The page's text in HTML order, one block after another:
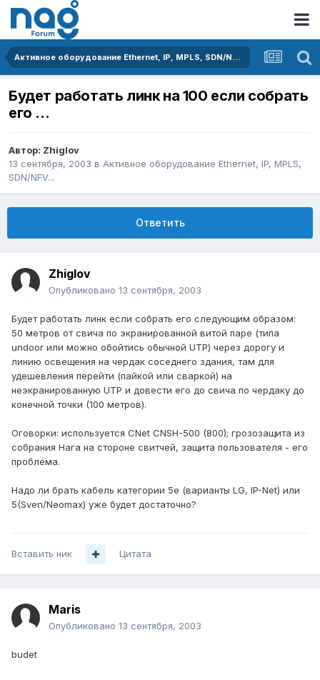
Активное оборудование Ethernet, IP, MPLS, SDN/NFV...
Будет работать линк на 100 если собрать
его ...
Автор: Zhiglov
13 сентября, 2003 в Активное оборудование Ethernet, IP, MPLS,
SDN/NFV...
Ответить
Zhiglov
Опубликовано 13 сентября, 2003
Будет работать линк если собрать его следующим образом:
50 метров от свича по экранированной витой паре (типа
undoor или можно обойтись обычной UTP) через дорогу и
линию освещения на чердак соседнего здания, там для
удешевления перейти (пайкой или сваркой) на
неэкранированную UTP и довести его до свича по чердаку до
конечной точки (100 метров).
Оговорки: используется CNet CNSH-500 (800); грозозащита из
собрания Нага на стороне свитчей, защита пользователя - его
проблема.
Надо ли брать кабель категории 5е (варианты LG, IP-Net) или
5(Sven/Neomax) уже будет достаточно?
Вставить ник Цитата
Maris
Опубликовано 13 сентября, 2003
budet